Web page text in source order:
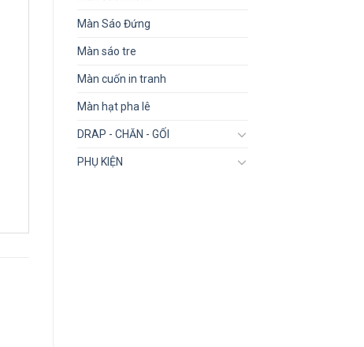
Màn Sáo Đứng
Màn sáo tre
Màn cuốn in tranh
Màn hạt pha lê
DRAP - CHĂN - GỐI
PHỤ KIỆN